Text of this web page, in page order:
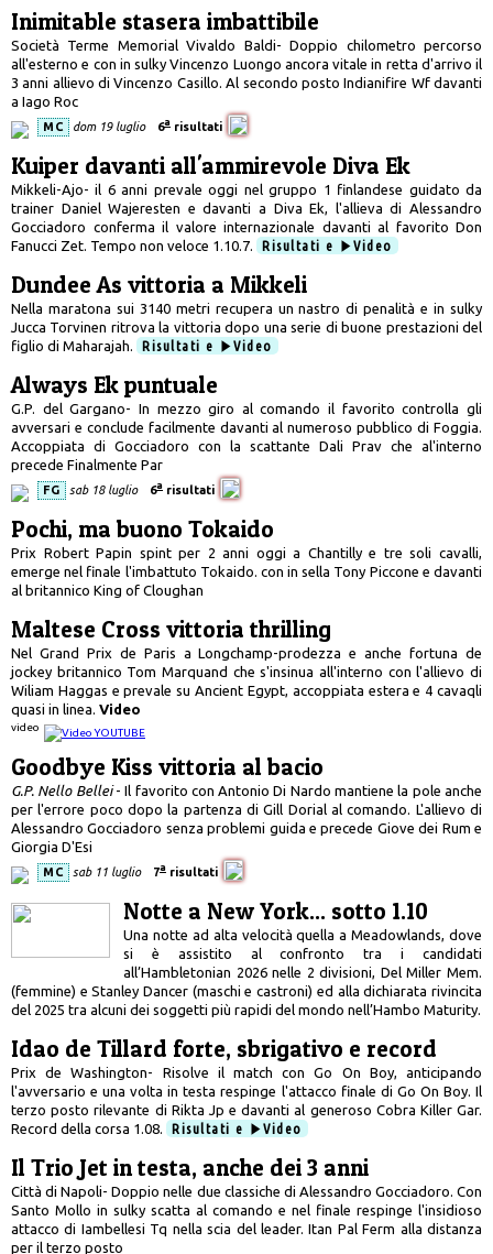
Inimitable stasera imbattibile
Società Terme Memorial Vivaldo Baldi- Doppio chilometro percorso
all'esterno e con in sulky Vincenzo Luongo ancora vitale in retta d'arrivo il
3 anni allievo di Vincenzo Casillo. Al secondo posto Indianifire Wf davanti
a Iago Roc
MC dom 19 luglio 6a risultati
Kuiper davanti all'ammirevole Diva Ek
Mikkeli-Ajo- il 6 anni prevale oggi nel gruppo 1 finlandese guidato da
trainer Daniel Wajeresten e davanti a Diva Ek, l'allieva di Alessandro
Gocciadoro conferma il valore internazionale davanti al favorito Don
Fanucci Zet. Tempo non veloce 1.10.7.
Risultati e Video
Dundee As vittoria a Mikkeli
Nella maratona sui 3140 metri recupera un nastro di penalità e in sulky
Jucca Torvinen ritrova la vittoria dopo una serie di buone prestazioni del
figlio di Maharajah.
Risultati e Video
Always Ek puntuale
G.P. del Gargano- In mezzo giro al comando il favorito controlla gli
avversari e conclude facilmente davanti al numeroso pubblico di Foggia.
Accoppiata di Gocciadoro con la scattante Dali Prav che al'interno
precede Finalmente Par
FG sab 18 luglio 6a risultati
Pochi, ma buono Tokaido
Prix Robert Papin spint per 2 anni oggi a Chantilly e tre soli cavalli,
emerge nel finale l'imbattuto Tokaido. con in sella Tony Piccone e davanti
al britannico King of Cloughan
Maltese Cross vittoria thrilling
Nel Grand Prix de Paris a Longchamp-prodezza e anche fortuna de
jockey britannico Tom Marquand che s'insinua all'interno con l'allievo di
Wiliam Haggas e prevale su Ancient Egypt, accoppiata estera e 4 cavaqli
quasi in linea. Video
video
Goodbye Kiss vittoria al bacio
G.P. Nello Bellei- Il favorito con Antonio Di Nardo mantiene la pole anche
per l'errore poco dopo la partenza di Gill Dorial al comando. L'allievo di
Alessandro Gocciadoro senza problemi guida e precede Giove dei Rum e
Giorgia D'Esi
MC sab 11 luglio 7a risultati
Notte a New York... sotto 1.10
Una notte ad alta velocità quella a Meadowlands, dove
si è assistito al confronto tra i candidati
all’Hambletonian 2026 nelle 2 divisioni, Del Miller Mem.
(femmine) e Stanley Dancer (maschi e castroni) ed alla dichiarata rivincita
del 2025 tra alcuni dei soggetti più rapidi del mondo nell’Hambo Maturity.
Idao de Tillard forte, sbrigativo e record
Prix de Washington- Risolve il match con Go On Boy, anticipando
l'avversario e una volta in testa respinge l'attacco finale di Go On Boy. Il
terzo posto rilevante di Rikta Jp e davanti al generoso Cobra Killer Gar.
Record della corsa 1.08.
Risultati e Video
Il Trio Jet in testa, anche dei 3 anni
Città di Napoli- Doppio nelle due classiche di Alessandro Gocciadoro. Con
Santo Mollo in sulky scatta al comando e nel finale respinge l'insidioso
attacco di Iambellesi Tq nella scia del leader. Itan Pal Ferm alla distanza
per il terzo posto